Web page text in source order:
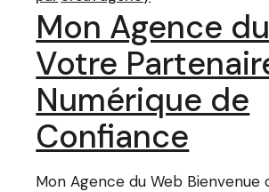
Mon Agence
Votre
Numérique de
Confiance
Mon Agence du Web Bienvenue